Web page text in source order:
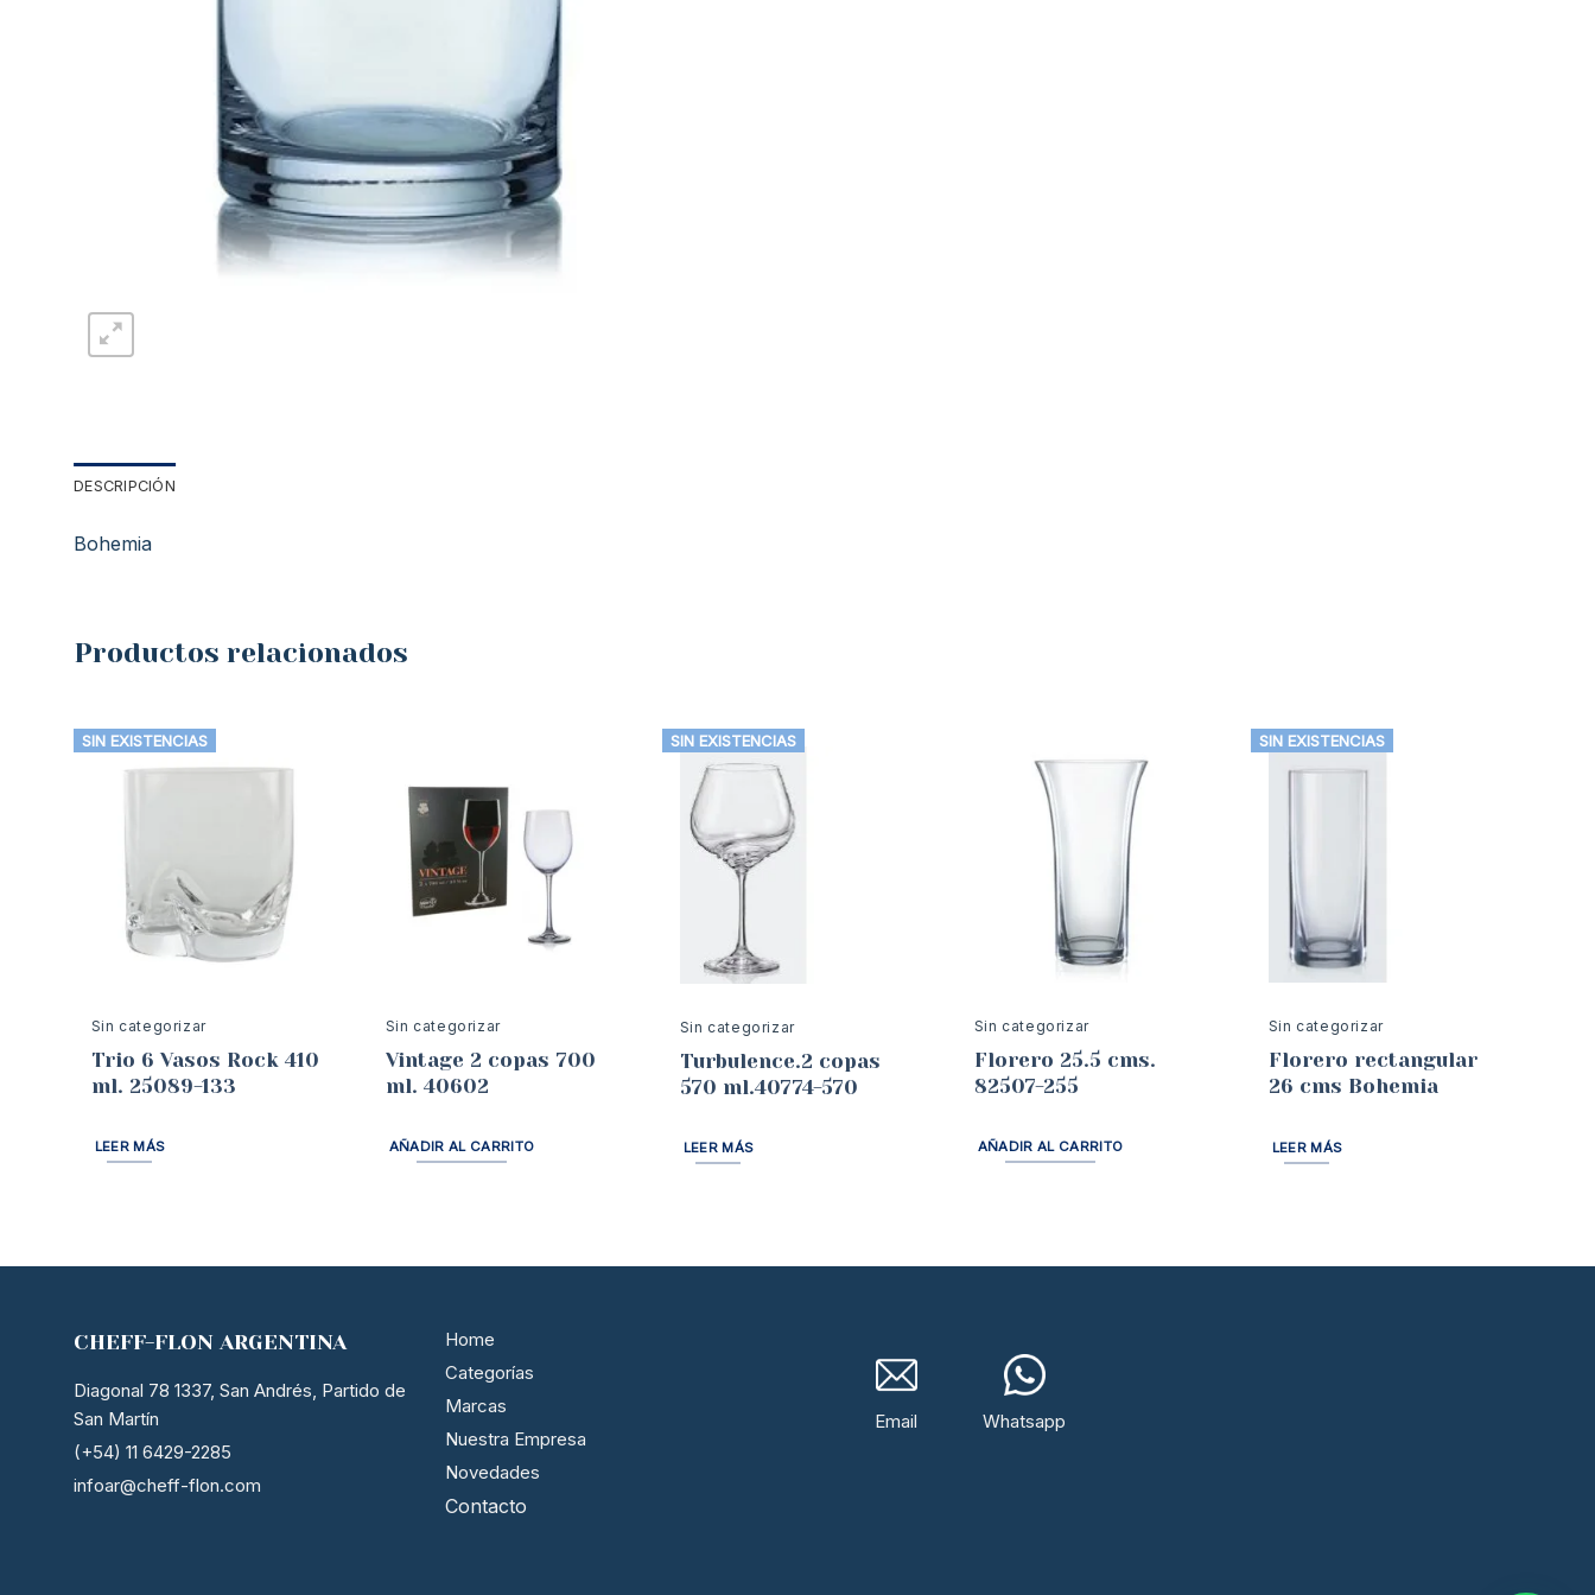
DESCRIPCIÓN
Bohemia
Productos relacionados
SIN EXISTENCIAS
Sin categorizar
Trio 6 Vasos Rock 410
ml. 25089-133
LEER MÁS
Sin categorizar
Vintage 2 copas 700
ml. 40602
AÑADIR AL CARRITO
SIN EXISTENCIAS
Sin categorizar
Turbulence.2 copas
570 ml.40774-570
LEER MÁS
Sin categorizar
Florero 25.5 cms.
82507-255
AÑADIR AL CARRITO
SIN EXISTENCIAS
Sin categorizar
Florero rectangular
26 cms Bohemia
LEER MÁS
CHEFF-FLON ARGENTINA
Diagonal 78 1337, San Andrés, Partido de
San Martín
(+54) 11 6429-2285
infoar@cheff-flon.com
Home
Categorías
Marcas
Nuestra Empresa
Novedades
Contacto
Email Whatsapp